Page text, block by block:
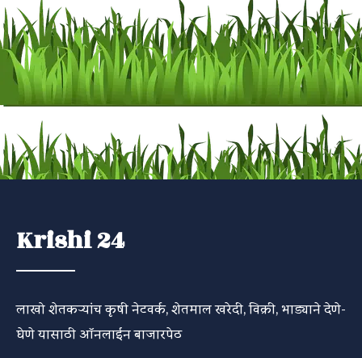
Krishi 24
लाखो शेतकऱ्यांच कृषी नेटवर्क, शेतमाल खरेदी, विक्री, भाड्याने देणे-
घेणे यासाठी ऑनलाईन बाजारपेठ